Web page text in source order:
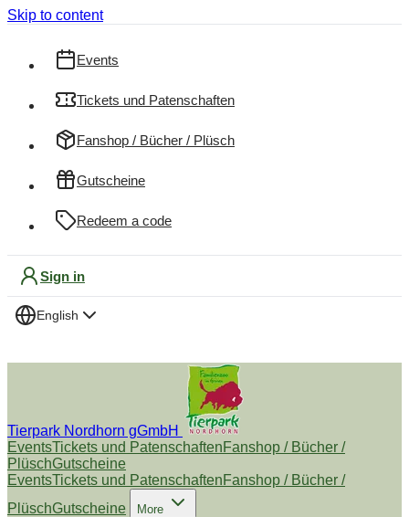
Skip to content
Events
Tickets und Patenschaften
Fanshop / Bücher / Plüsch
Gutscheine
Redeem a code
Sign in
English
Tierpark Nordhorn gGmbH
EventsTickets und PatenschaftenFanshop / Bücher /
PlüschGutscheine
EventsTickets und PatenschaftenFanshop / Bücher /
PlüschGutscheine More